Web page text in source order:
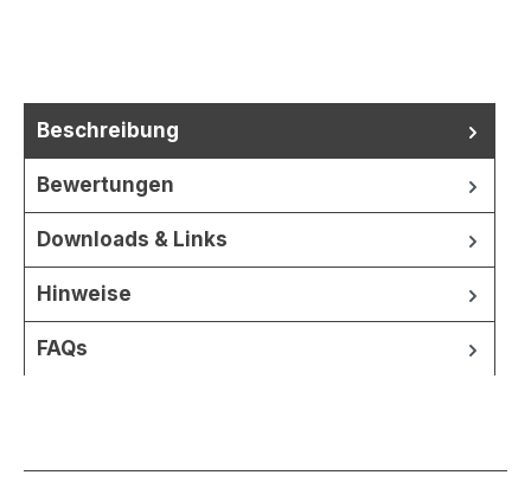
Beschreibung
Bewertungen
Downloads & Links
Hinweise
FAQs